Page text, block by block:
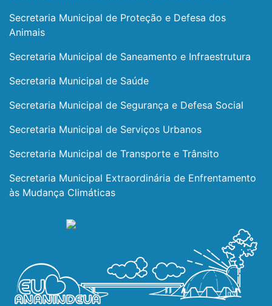
Secretaria Municipal de Proteção e Defesa dos
Animais
Secretaria Municipal de Saneamento e Infraestrutura
Secretaria Municipal de Saúde
Secretaria Municipal de Segurança e Defesa Social
Secretaria Municipal de Serviços Urbanos
Secretaria Municipal de Transporte e Trânsito
Secretaria Municipal Extraordinária de Enfrentamento
às Mudança Climáticas